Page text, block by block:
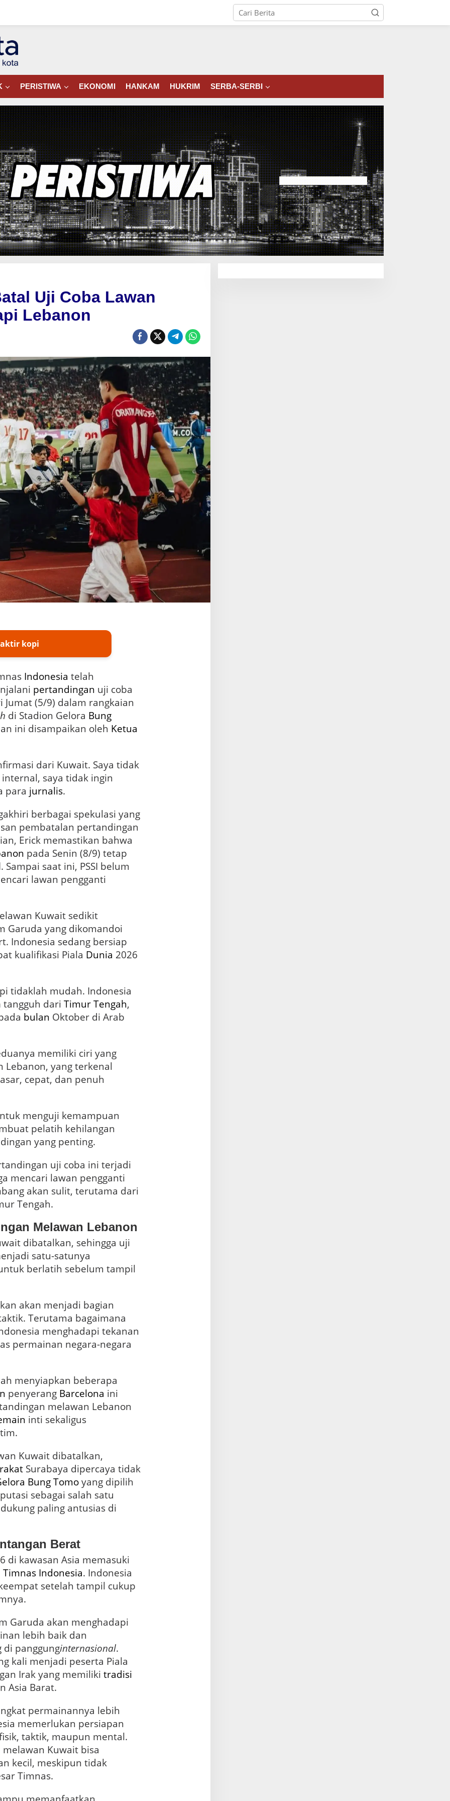
PERISTIWA EKONOMI HANKAM HUKRIM SERBA-SERBI
Uji Coba Lawan
Lebanon
kopi
Indonesia telah
pertandingan uji coba
(5/9) dalam rangkaian
di Stadion Gelora Bung
ini disampaikan oleh Ketua
dari Kuwait. Saya tidak
saya tidak ingin
para jurnalis.
berbagai spekulasi yang
pembatalan pertandingan
pada Senin (8/9) tetap
saat ini, PSSI belum
lawan pengganti
Kuwait sedikit
Garuda yang dikomandoi
Indonesia sedang bersiap
kualifikasi Piala Dunia 2026
tidaklah mudah. Indonesia
dari Timur Tengah,
bulan Oktober di Arab
memiliki ciri yang
Lebanon, yang terkenal
menguji kemampuan
pelatih kehilangan
yang penting.
uji coba ini terjadi
mencari lawan pengganti
akan sulit, terutama dari
Tengah.
Melawan Lebanon
dibatalkan, sehingga uji
satu-satunya
berlatih sebelum tampil
akan menjadi bagian
Terutama bagaimana
menghadapi tekanan
permainan negara-negara
menyiapkan beberapa
penyerang Barcelona ini
melawan Lebanon
inti sekaligus
Kuwait dibatalkan,
Surabaya dipercaya tidak
Bung Tomoyang dipilih
sebagai salah satu
paling antusias di
Berat
di kawasan Asia memasuki
Timnas Indonesia. Indonesia
setelah tampil cukup
Garuda akan menghadapi
lebih baik dan
di panggunginternasional.
kali menjadi peserta Piala
Irak yang memiliki tradisi
Asia Barat.
permainannya lebih
memerlukan persiapan
taktik, maupun mental.
Kuwait bisa
kecil, meskipun tidak
Timnas.